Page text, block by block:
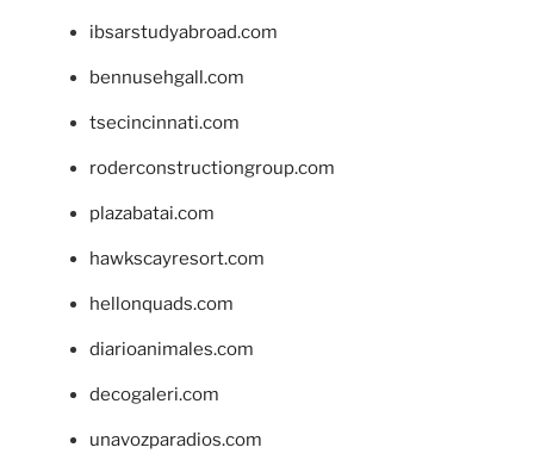
ibsarstudyabroad.com
bennusehgall.com
tsecincinnati.com
roderconstructiongroup.com
plazabatai.com
hawkscayresort.com
hellonquads.com
diarioanimales.com
decogaleri.com
unavozparadios.com